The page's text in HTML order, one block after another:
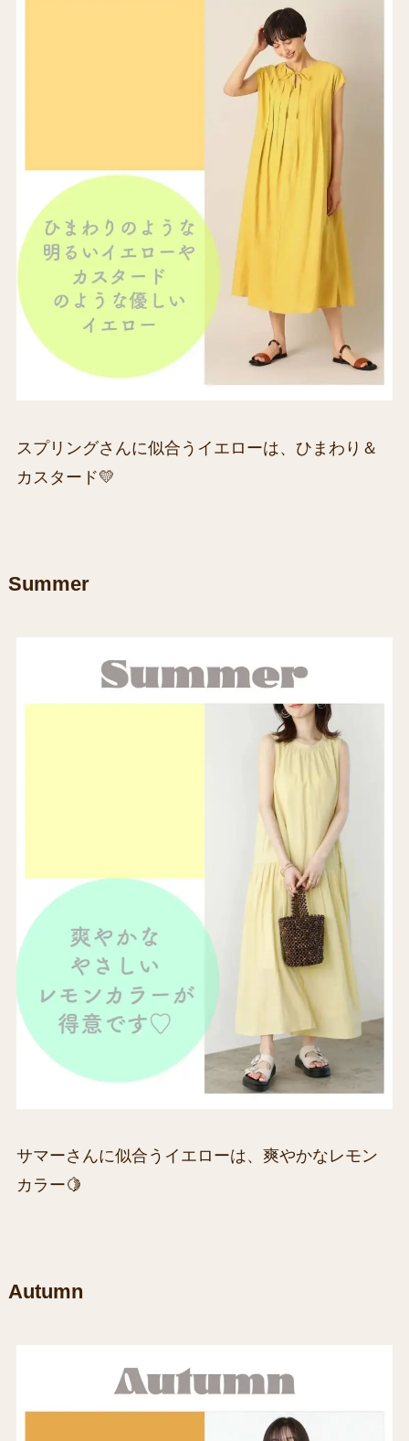
スプリングさんに似合うイエローは、ひまわり＆
カスタード💛
Summer
サマーさんに似合うイエローは、爽やかなレモン
カラー🍋
Autumn